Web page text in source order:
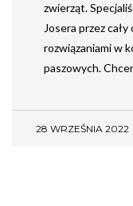
zwierząt.
Josera przez
rozwiązaniami w
paszowych.
28 WRZEŚNIA 2022